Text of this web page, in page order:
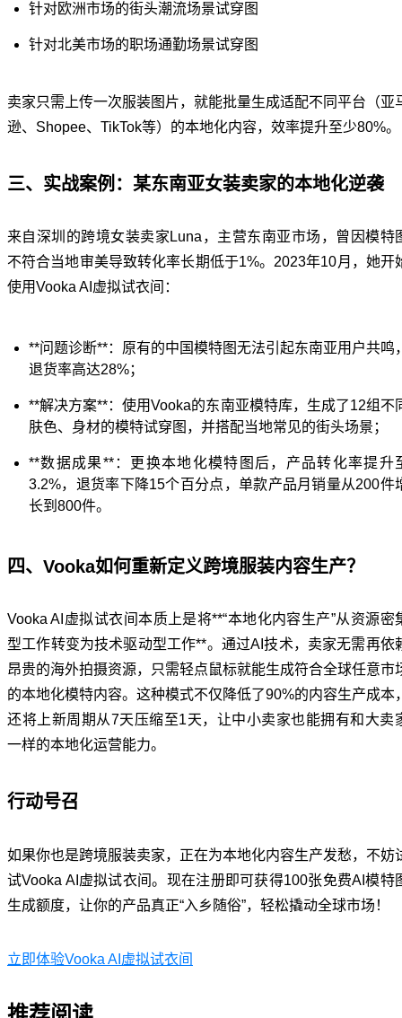
针对欧洲市场的街头潮流场景试穿图
针对北美市场的职场通勤场景试穿图
卖家只需上传一次服装图片，就能批量生成适配不同平台（亚
逊、Shopee、TikTok等）的本地化内容，效率提升至少80%。
三、实战案例：某东南亚女装卖家的本地化逆袭
来自深圳的跨境女装卖家Luna，主营东南亚市场，曾因模特
不符合当地审美导致转化率长期低于1%。2023年10月，她开
使用Vooka AI虚拟试衣间：
**问题诊断**：原有的中国模特图无法引起东南亚用户共鸣
退货率高达28%；
**解决方案**：使用Vooka的东南亚模特库，生成了12组不
肤色、身材的模特试穿图，并搭配当地常见的街头场景；
**数据成果**：更换本地化模特图后，产品转化率提升
3.2%，退货率下降15个百分点，单款产品月销量从200件
长到800件。
四、Vooka如何重新定义跨境服装内容生产？
Vooka AI虚拟试衣间本质上是将**“本地化内容生产”从资源密
型工作转变为技术驱动型工作**。通过AI技术，卖家无需再依
昂贵的海外拍摄资源，只需轻点鼠标就能生成符合全球任意市
的本地化模特内容。这种模式不仅降低了90%的内容生产成本
还将上新周期从7天压缩至1天，让中小卖家也能拥有和大卖
一样的本地化运营能力。
行动号召
如果你也是跨境服装卖家，正在为本地化内容生产发愁，不妨
试Vooka AI虚拟试衣间。现在注册即可获得100张免费AI模特
生成额度，让你的产品真正“入乡随俗”，轻松撬动全球市场！
立即体验Vooka AI虚拟试衣间